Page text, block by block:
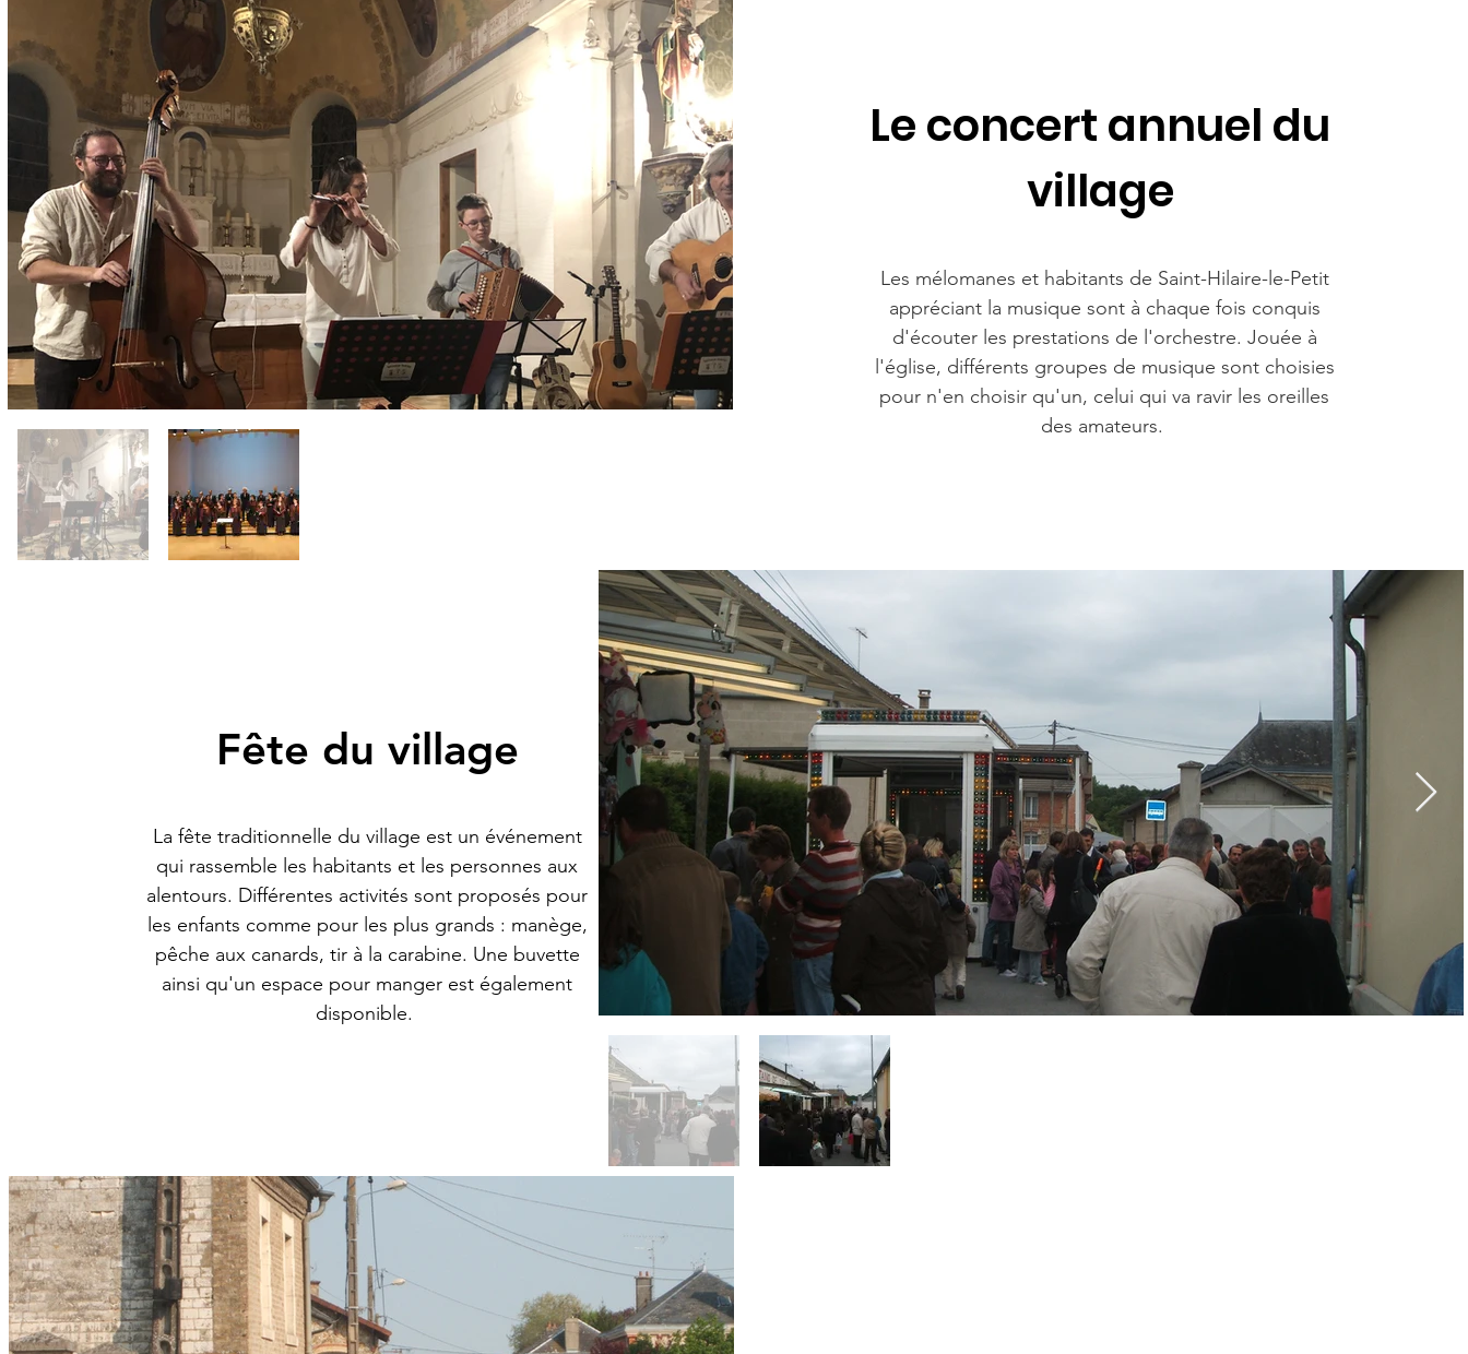
Le concert annuel du
village
Les mélomanes et habitants de Saint-Hilaire-le-Petit
appréciant la musique sont à chaque fois conquis
d'écouter les prestations de l'orchestre. Jouée à
l'église, différents groupes de musique sont choisies
pour n'en choisir qu'un, celui qui va ravir les oreilles
des amateurs.
Fête du village
La fête traditionnelle du village est un événement
qui rassemble les habitants et les personnes aux
alentours. Différentes activités sont proposés pour
les enfants comme pour les plus grands : manège,
pêche aux canards, tir à la carabine. Une buvette
ainsi qu'un espace pour manger est également
disponible.